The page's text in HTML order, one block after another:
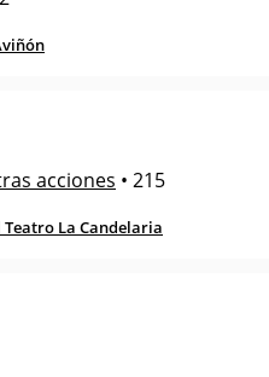
acciones • 215
La Candelaria